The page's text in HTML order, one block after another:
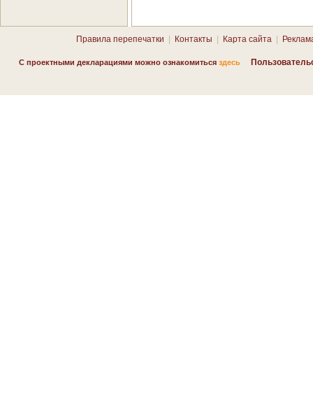
Правила перепечатки Контакты Карта сайта
С проектными декларациями можно ознакомиться здесь